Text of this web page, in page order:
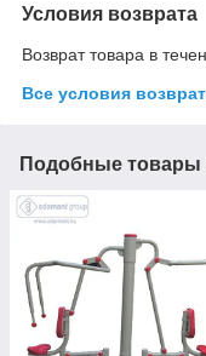
Условия возврата
Возврат товара в
Все условия
Подобные товары